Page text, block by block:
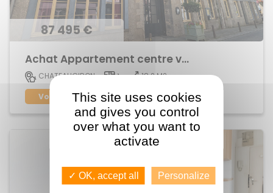
87 495 €
Achat Appartement centre ville
CHATEAUGIRON 1
18.2 M2
Voir le bienThis site uses cookies
and gives you control
over what you want to
activate
✓ OK, accept all Personalize